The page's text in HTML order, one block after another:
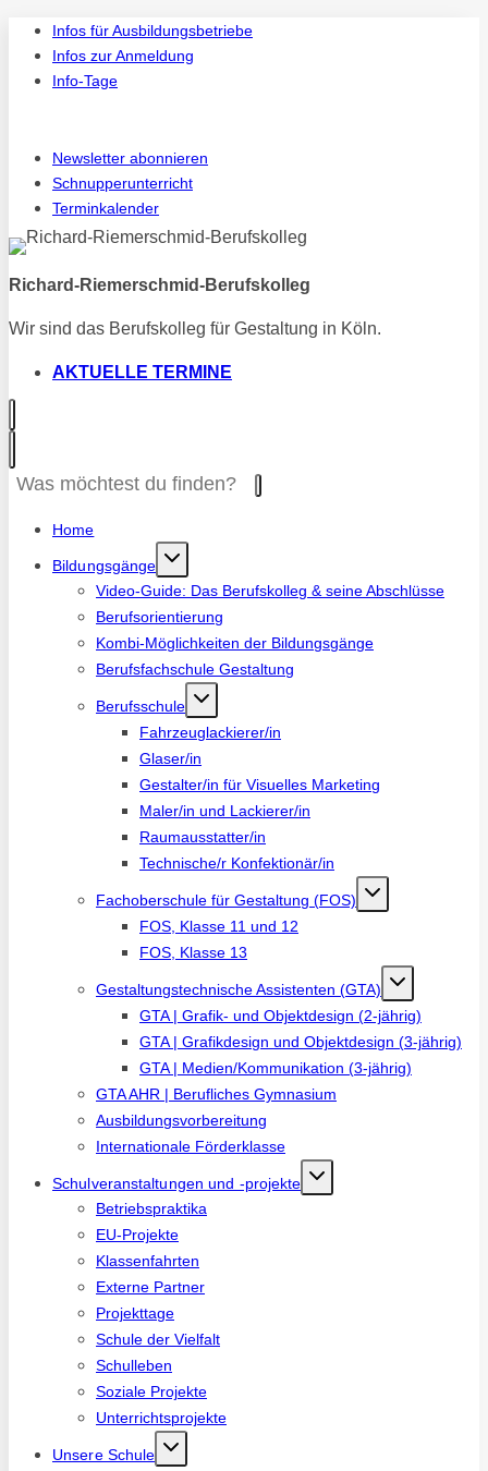
Zum
Inhalt
springen
Infos für Ausbildungsbetriebe
Infos zur Anmeldung
Info-Tage
Newsletter abonnieren
Schnupperunterricht
Terminkalender
Richard-Riemerschmid-Berufskolleg
Wir sind das Berufskolleg für Gestaltung in Köln.
AKTUELLE TERMINE
Home
Bildungsgänge
Video-Guide: Das Berufskolleg & seine Abschlüsse
Berufsorientierung
Kombi-Möglichkeiten der Bildungsgänge
Berufsfachschule Gestaltung
Berufsschule
Fahrzeuglackierer/in
Glaser/in
Gestalter/in für Visuelles Marketing
Maler/in und Lackierer/in
Raumausstatter/in
Technische/r Konfektionär/in
Fachoberschule für Gestaltung (FOS)
FOS, Klasse 11 und 12
FOS, Klasse 13
Gestaltungstechnische Assistenten (GTA)
GTA | Grafik- und Objektdesign (2-jährig)
GTA | Grafikdesign und Objektdesign (3-jährig)
GTA | Medien/Kommunikation (3-jährig)
GTA AHR | Berufliches Gymnasium
Ausbildungsvorbereitung
Internationale Förderklasse
Schulveranstaltungen und -projekte
Betriebspraktika
EU-Projekte
Klassenfahrten
Externe Partner
Projekttage
Schule der Vielfalt
Schulleben
Soziale Projekte
Unterrichtsprojekte
Unsere Schule